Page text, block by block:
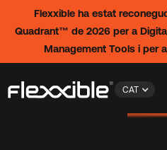
Flexxible ha estat
Quadrant™ de 2026 per a
Management Tools i per
CAT